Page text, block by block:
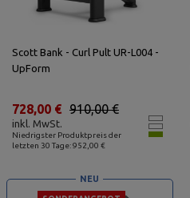
Scott Bank - Curl Pult UR-L004 -
UpForm
Niedrigster Produktpreis der
letzten 30 Tage: 952,00 €
910,00 €
728,00 €
inkl. MwSt.
NEU